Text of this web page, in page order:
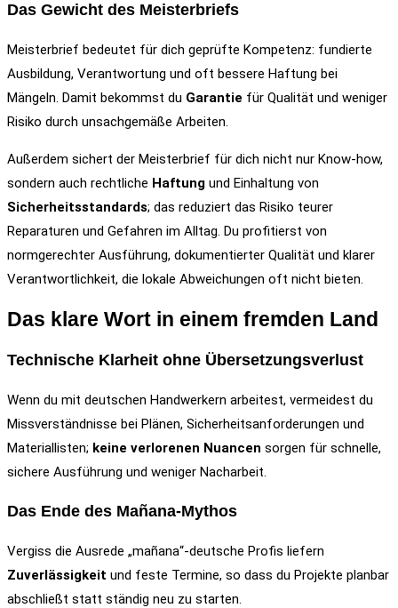
Das Gewicht des Meisterbriefs
Meisterbrief bedeutet für dich geprüfte Kompetenz: fundierte
Ausbildung, Verantwortung und oft bessere Haftung bei
Mängeln. Damit bekommst du Garantie für Qualität und weniger
Risiko durch unsachgemäße Arbeiten.
Außerdem sichert der Meisterbrief für dich nicht nur Know-how,
sondern auch rechtliche Haftung und Einhaltung von
Sicherheitsstandards; das reduziert das Risiko teurer
Reparaturen und Gefahren im Alltag. Du profitierst von
normgerechter Ausführung, dokumentierter Qualität und klarer
Verantwortlichkeit, die lokale Abweichungen oft nicht bieten.
Das klare Wort in einem fremden Land
Technische Klarheit ohne Übersetzungsverlust
Wenn du mit deutschen Handwerkern arbeitest, vermeidest du
Missverständnisse bei Plänen, Sicherheitsanforderungen und
Materiallisten; keine verlorenen Nuancen sorgen für schnelle,
sichere Ausführung und weniger Nacharbeit.
Das Ende des Mañana-Mythos
Vergiss die Ausrede „mañana“-deutsche Profis liefern
Zuverlässigkeit und feste Termine, so dass du Projekte planbar
abschließt statt ständig neu zu starten.